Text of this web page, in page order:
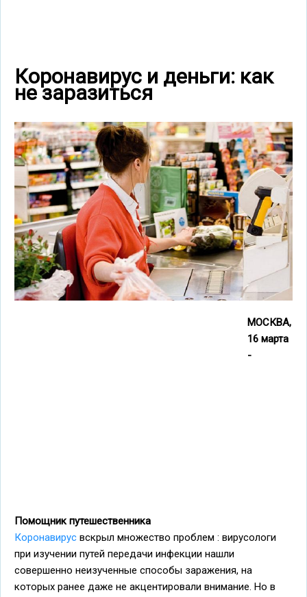
Коронавирус и деньги: как
не заразиться
МОСКВА,
16 марта
-
Помощник путешественника
Коронавирус вскрыл множество проблем : вирусологи
при изучении путей передачи инфекции нашли
совершенно неизученные способы заражения, на
которых ранее даже не акцентировали внимание. Но в